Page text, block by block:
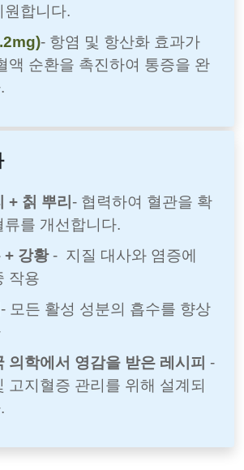
원합니다.
- 항염 및 항산화 효과가
액 순환을 촉진하여 통증을 완
+ 칡 뿌리 - 협력하여 혈관을 확
류를 개선합니다.
+ 강황- 지질 대사와 염증에
작용
- 모든 활성 성분의 흡수를 향상
의학에서 영감을 받은 레시피 -
고지혈증 관리를 위해 설계되